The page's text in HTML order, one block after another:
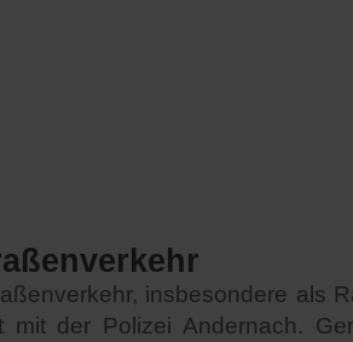
insbesondere als
der Polizei Andernach.